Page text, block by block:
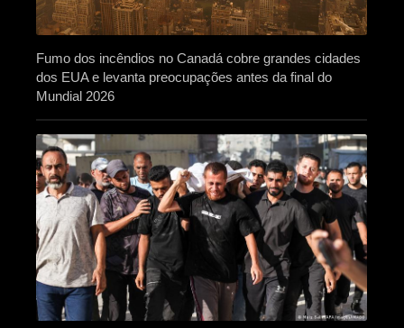
Fumo dos incêndios no Canadá cobre grandes cidades
dos EUA e levanta preocupações antes da final do
Mundial 2026